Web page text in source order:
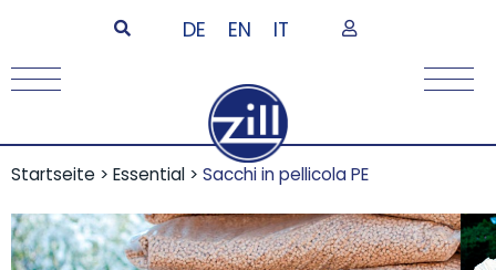
DE EN IT
Startseite > Essential > Sacchi in pellicola PE